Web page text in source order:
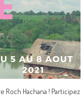
Roch Hachana ! Participez